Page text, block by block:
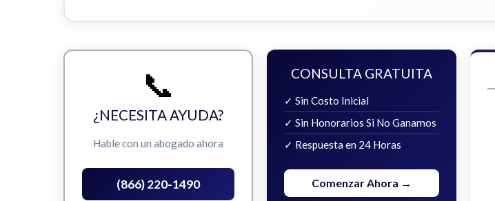
📞
¿NECESITA AYUDA?
Hable con un abogado ahora
(866) 220-1490
CONSULTA GRATUITA
✓ Sin Costo Inicial
✓ Sin Honorarios Si No Ganamos
✓ Respuesta en 24 Horas
Comenzar Ahora →